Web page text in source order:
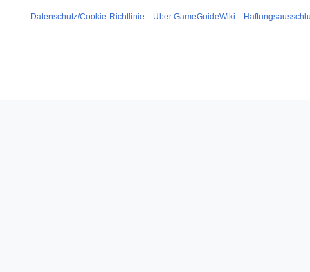
Datenschutz/Cookie-Richtlinie Über GameGuideWiki